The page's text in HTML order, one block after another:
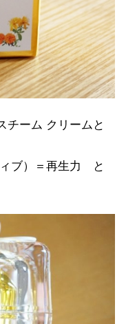
チーム クリームと
ィブ）＝再生力 と